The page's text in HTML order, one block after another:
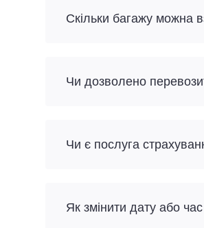
Скільки багажу можна
Чи дозволено
Чи є послуга
Як змінити дату або